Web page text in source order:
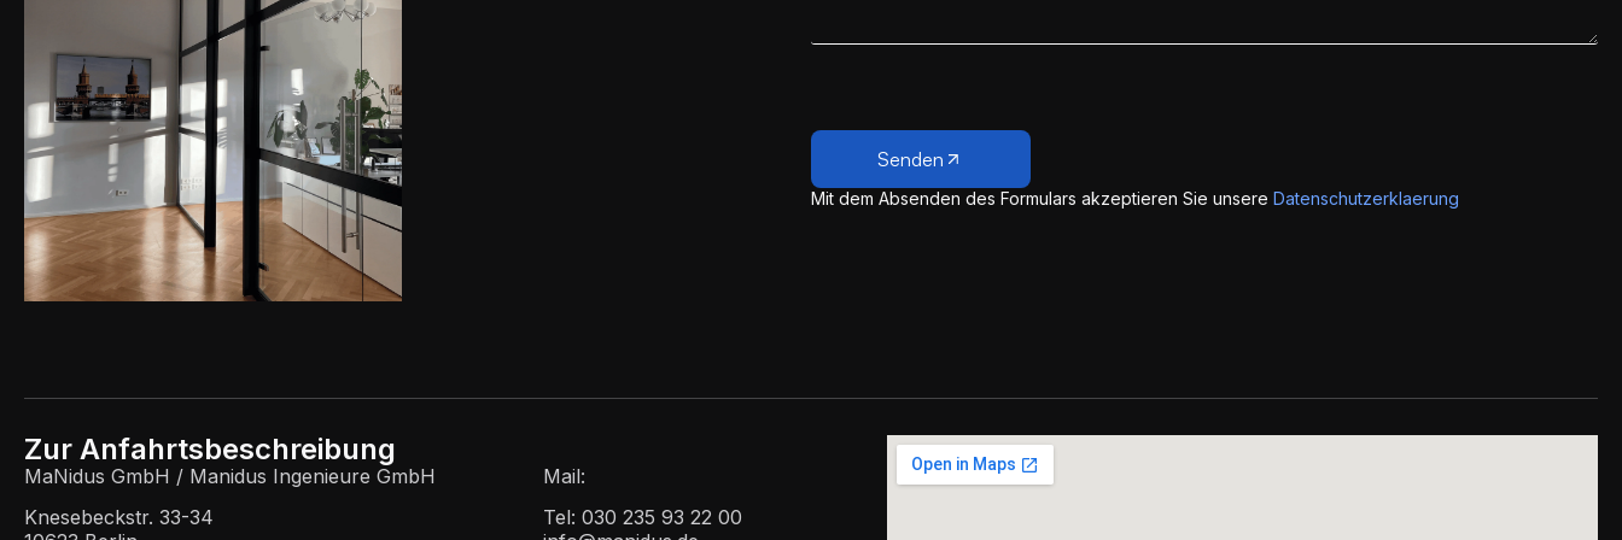
Senden
Mit dem Absenden des Formulars akzeptieren Sie unsere Datenschutzerklaerung
Zur Anfahrtsbeschreibung
MaNidus GmbH / Manidus Ingenieure GmbH
Knesebeckstr. 33-34
Mail:
Tel: 030 235 93 22 00